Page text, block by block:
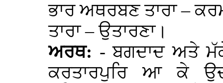
ਭਾਰ ਅਥਰਬਣ ਤਾਰਾ –
ਤਾਰਾ – ਉਤਾਰਣਾ।
ਅਰਥ: - ਬਗਦਾਦ ਅਤੇ
ਕਰਤਾਰਪੁਰਿ ਆ ਕੇ